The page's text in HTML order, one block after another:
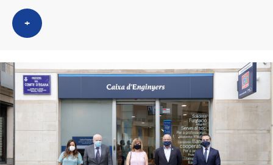
l
a
d
e
c
a
t
e
d
o
A
n
d
o
r
d
+